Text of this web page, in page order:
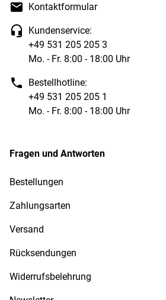
Kontaktformular
Kundenservice:
+49 531 205 205 3
Mo. - Fr. 8:00 - 18:00 Uhr
Bestellhotline:
+49 531 205 205 1
Mo. - Fr. 8:00 - 18:00 Uhr
Fragen und Antworten
Bestellungen
Zahlungsarten
Versand
Rücksendungen
Widerrufsbelehrung